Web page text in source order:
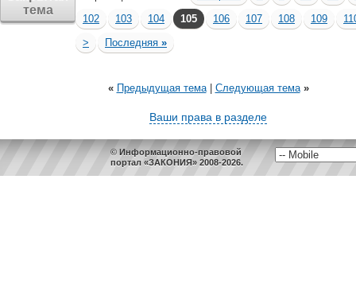
тема
102
103 104 105 106 107 108 109
>
Последняя »
« Предыдущая тема| Следующая тема »
Ваши права в разделе
© Информационно-правовой
портал «ЗАКОНИЯ» 2008-2026.